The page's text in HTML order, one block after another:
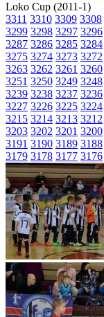
Loko Cup (2011-1)
3311 3310 3309 3308
3299 3298 3297 3296
3287 3286 3285 3284
3275 3274 3273 3272
3263 3262 3261 3260
3251 3250 3249 3248
3239 3238 3237 3236
3227 3226 3225 3224
3215 3214 3213 3212
3203 3202 3201 3200
3191 3190 3189 3188
3179 3178 3177 3176